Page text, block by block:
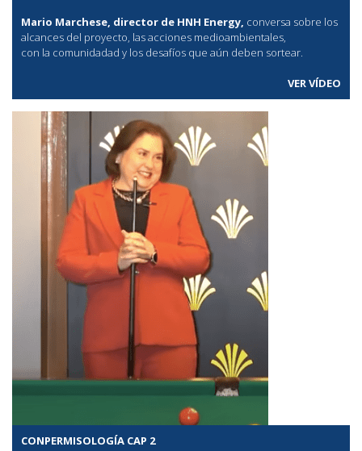
Mario Marchese, director de HNH Energy, conversa sobre los
alcances del proyecto, las acciones medioambientales,
con la comunidadad y los desafíos que aún deben sortear.
VER VÍDEO
CONPERMISOLOGÍA CAP 2